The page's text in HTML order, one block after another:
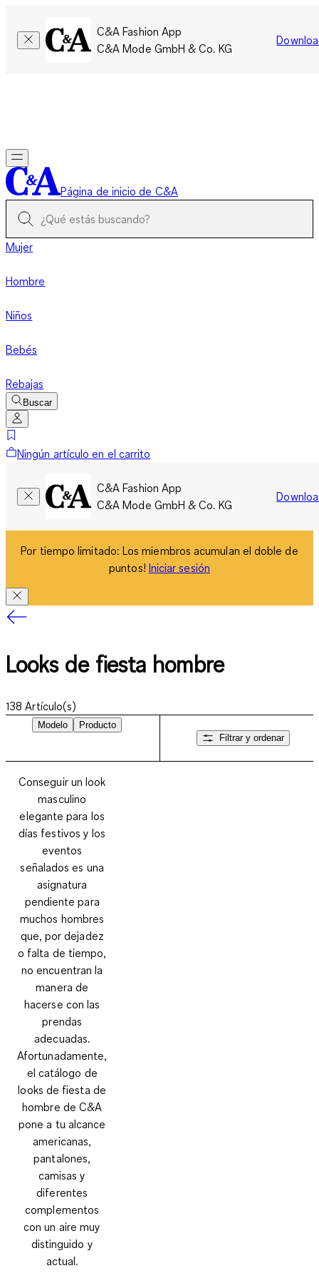
C&A Fashion App
C&A Mode GmbH & Co. KG
Página de inicio de C&A
Mujer
Hombre
Niños
Bebés
Rebajas
Buscar
Ningún artículo en el carrito
C&A Fashion App
C&A Mode GmbH & Co. KG
Por tiempo limitado: Los miembros acumulan el doble de
puntos! Iniciar sesión
Looks de fiesta hombre
138 Artículo(s)
Modelo
Producto
Filtrar y ordenar
Conseguir un look
masculino
elegante para los
días festivos y los
eventos
señalados es una
asignatura
pendiente para
muchos hombres
que, por dejadez
o falta de tiempo,
no encuentran la
manera de
hacerse con las
prendas
adecuadas.
Afortunadamente,
el catálogo de
looks de fiesta de
hombre de C&A
pone a tu alcance
americanas,
pantalones,
camisas y
diferentes
complementos
con un aire muy
distinguido y
actual.